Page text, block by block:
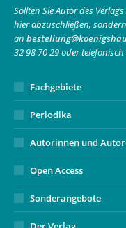
in
new
window
in
new
window
opens
in
new
window
Sollten Sie Autor des
hier abzuschließen,
an
32 98 70 29 oder
Fachgebiete
Periodika
Autorinnen und
Open Access
Sonderangebote